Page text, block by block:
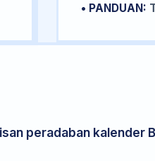
• PANDUAN:
peradaban kalender